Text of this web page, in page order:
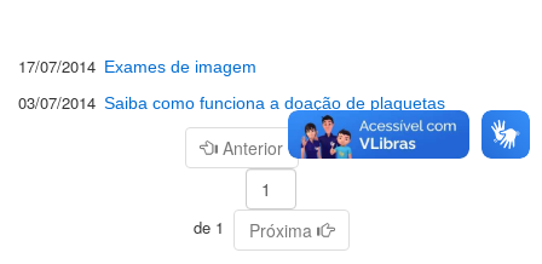
17/07/2014 Exames de imagem
03/07/2014 Saiba como funciona a doação de plaquetas
Anterior Página
de 1 Próxima